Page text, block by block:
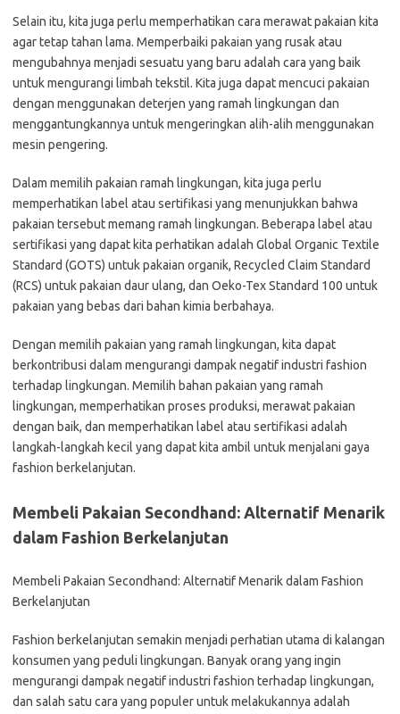
Selain itu, kita juga perlu memperhatikan cara merawat pakaian kita
agar tetap tahan lama. Memperbaiki pakaian yang rusak atau
mengubahnya menjadi sesuatu yang baru adalah cara yang baik
untuk mengurangi limbah tekstil. Kita juga dapat mencuci pakaian
dengan menggunakan deterjen yang ramah lingkungan dan
menggantungkannya untuk mengeringkan alih-alih menggunakan
mesin pengering.
Dalam memilih pakaian ramah lingkungan, kita juga perlu
memperhatikan label atau sertifikasi yang menunjukkan bahwa
pakaian tersebut memang ramah lingkungan. Beberapa label atau
sertifikasi yang dapat kita perhatikan adalah Global Organic Textile
Standard (GOTS) untuk pakaian organik, Recycled Claim Standard
(RCS) untuk pakaian daur ulang, dan Oeko-Tex Standard 100 untuk
pakaian yang bebas dari bahan kimia berbahaya.
Dengan memilih pakaian yang ramah lingkungan, kita dapat
berkontribusi dalam mengurangi dampak negatif industri fashion
terhadap lingkungan. Memilih bahan pakaian yang ramah
lingkungan, memperhatikan proses produksi, merawat pakaian
dengan baik, dan memperhatikan label atau sertifikasi adalah
langkah-langkah kecil yang dapat kita ambil untuk menjalani gaya
fashion berkelanjutan.
Membeli Pakaian Secondhand: Alternatif Menarik
dalam Fashion Berkelanjutan
Membeli Pakaian Secondhand: Alternatif Menarik dalam Fashion
Berkelanjutan
Fashion berkelanjutan semakin menjadi perhatian utama di kalangan
konsumen yang peduli lingkungan. Banyak orang yang ingin
mengurangi dampak negatif industri fashion terhadap lingkungan,
dan salah satu cara yang populer untuk melakukannya adalah